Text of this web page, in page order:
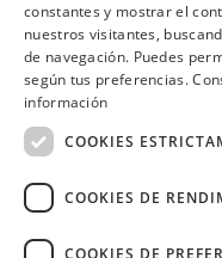
¿Necesitas
constantes y mostrar el
nuestros visitantes,
de navegación. Puedes
según tus preferencias.
información
COOKIES
COOKIES DE
COOKIES DE